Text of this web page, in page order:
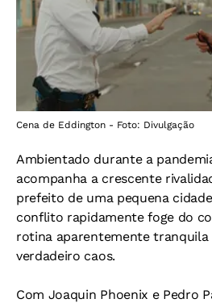
Cena de Eddington - Foto: Divulgação
Ambientado durante a
acompanha a crescente
prefeito de uma pequena
conflito rapidamente foge do
rotina aparentemente tranquila
verdadeiro caos.
Com Joaquin Phoenix e Pedro